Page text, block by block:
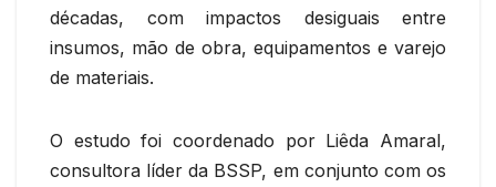
décadas, com impactos desiguais entre
insumos, mão de obra, equipamentos e varejo
de materiais.
O estudo foi coordenado por Liêda Amaral,
consultora líder da BSSP, em conjunto com os